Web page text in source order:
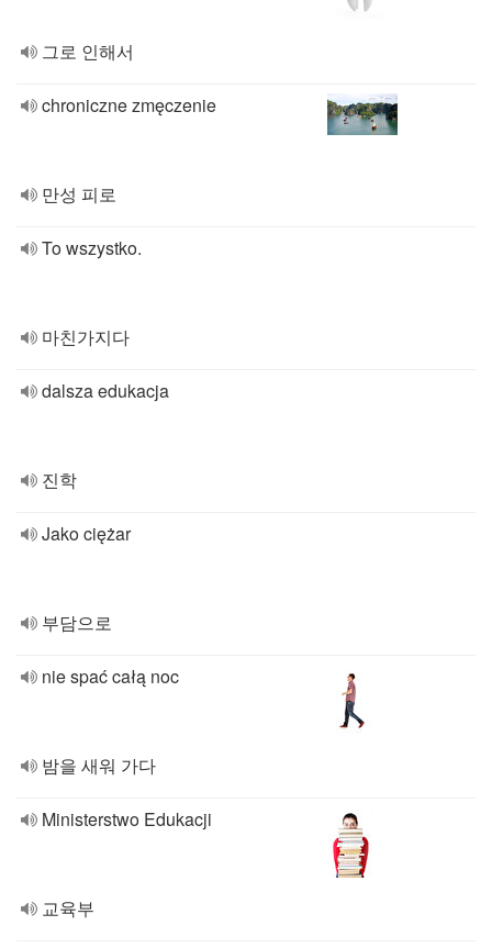
그로 인해서
chroniczne zmęczenie
만성 피로
To wszystko.
마친가지다
dalsza edukacja
진학
Jako ciężar
부담으로
nie spać całą noc
밤을 새워 가다
Ministerstwo Edukacji
교육부